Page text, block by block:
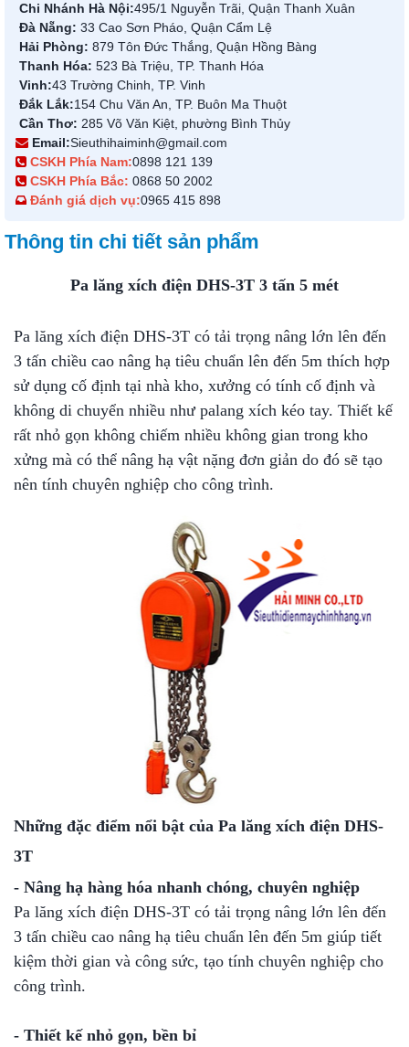
Chi Nhánh Hà Nội:495/1 Nguyễn Trãi, Quận Thanh Xuân
Đà Nẵng: 33 Cao Sơn Pháo, Quận Cẩm Lệ
Hải Phòng: 879 Tôn Đức Thắng, Quận Hồng Bàng
Thanh Hóa: 523 Bà Triệu, TP. Thanh Hóa
Vinh:43 Trường Chinh, TP. Vinh
Đắk Lắk:154 Chu Văn An, TP. Buôn Ma Thuột
Cần Thơ: 285 Võ Văn Kiệt, phường Bình Thủy
Email:Sieuthihaiminh@gmail.com
CSKH Phía Nam:0898 121 139
CSKH Phía Bắc: 0868 50 2002
Đánh giá dịch vụ:0965 415 898
Thông tin chi tiết sản phẩm
Pa lăng xích điện DHS-3T 3 tấn 5 mét
Pa lăng xích điện DHS-3T có tải trọng nâng lớn lên đến
3 tấn chiều cao nâng hạ tiêu chuẩn lên đến 5m thích hợp
sử dụng cố định tại nhà kho, xưởng có tính cố định và
không di chuyển nhiều như palang xích kéo tay. Thiết kế
rất nhỏ gọn không chiếm nhiều không gian trong kho
xửng mà có thể nâng hạ vật nặng đơn giản do đó sẽ tạo
nên tính chuyên nghiệp cho công trình.
Những đặc điểm nổi bật của Pa lăng xích điện DHS-
3T
- Nâng hạ hàng hóa nhanh chóng, chuyên nghiệp
Pa lăng xích điện DHS-3T có tải trọng nâng lớn lên đến
3 tấn chiều cao nâng hạ tiêu chuẩn lên đến 5m giúp tiết
kiệm thời gian và công sức, tạo tính chuyên nghiệp cho
công trình.
- Thiết kế nhỏ gọn, bền bỉ